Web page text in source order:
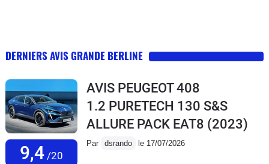
DERNIERS AVIS GRANDE BERLINE
9,4 /20
AVIS PEUGEOT 408
1.2 PURETECH 130 S&S
ALLURE PACK EAT8 (2023)
Par dsrando le 17/07/2026